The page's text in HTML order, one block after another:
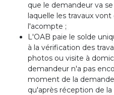
que le demandeur va
laquelle les travaux
l'acompte ;
L'OAB paie le solde
à la vérification des
photos ou visite à
demandeur n'a pas
moment de la
qu'après réception de